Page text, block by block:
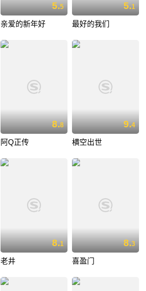
5.5
亲爱的新年好
5.1
最好的我们
8.8
阿Q正传
9.4
横空出世
8.1
老井
8.3
喜盈门